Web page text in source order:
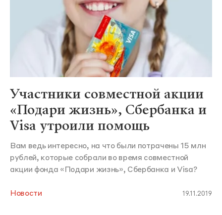
Участники совместной акции
«Подари жизнь», Сбербанка и
Visa утроили помощь
Вам ведь интересно, на что были потрачены 15 млн
рублей, которые собрали во время совместной
акции фонда «Подари жизнь», Сбербанка и Visa?
Новости 19.11.2019